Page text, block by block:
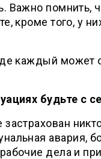
Важно помнить,
кроме того, у
каждый может
будьте с
авария,
дела и